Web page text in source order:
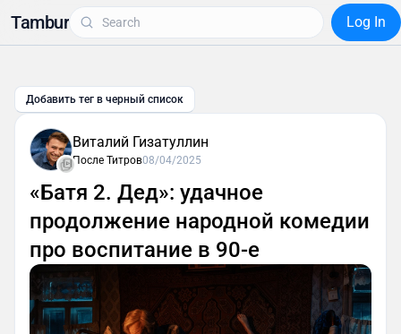
Tambur Log In
Добавить тег в черный список
Виталий Гизатуллин
После Титров08/04/2025
«Батя 2. Дед»: удачное
продолжение народной комедии
про воспитание в 90-е